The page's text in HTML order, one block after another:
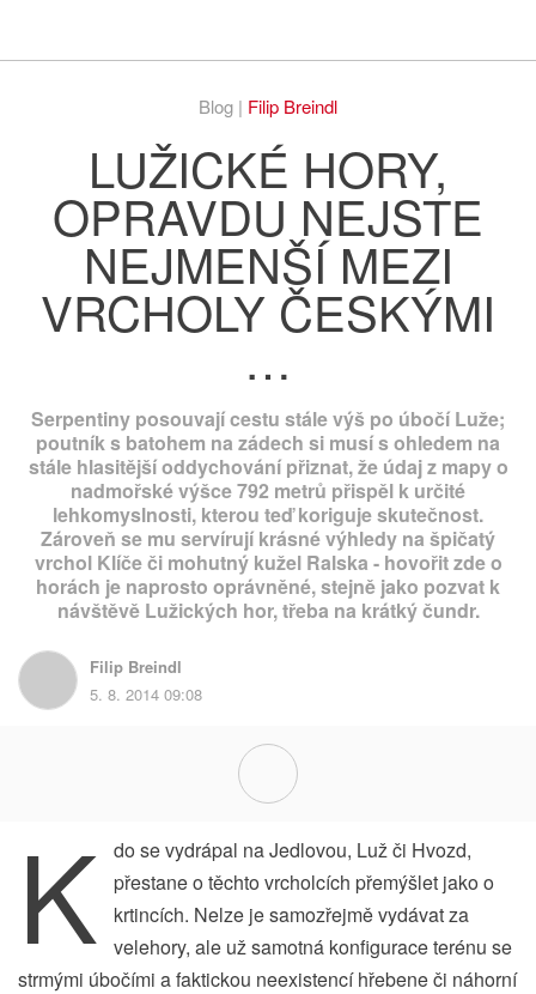
Blog | Filip Breindl
LUŽICKÉ HORY,
OPRAVDU NEJSTE
NEJMENŠÍ MEZI
VRCHOLY ČESKÝMI
…
Serpentiny posouvají cestu stále výš po úbočí Luže;
poutník s batohem na zádech si musí s ohledem na
stále hlasitější oddychování přiznat, že údaj z mapy o
nadmořské výšce 792 metrů přispěl k určité
lehkomyslnosti, kterou teď koriguje skutečnost.
Zároveň se mu servírují krásné výhledy na špičatý
vrchol Klíče či mohutný kužel Ralska - hovořit zde o
horách je naprosto oprávněné, stejně jako pozvat k
návštěvě Lužických hor, třeba na krátký čundr.
Filip Breindl
5. 8. 2014 09:08
K
do se vydrápal na Jedlovou, Luž či Hvozd,
přestane o těchto vrcholcích přemýšlet jako o
krtincích. Nelze je samozřejmě vydávat za
velehory, ale už samotná konfigurace terénu se
strmými úbočími a faktickou neexistencí hřebene či náhorní